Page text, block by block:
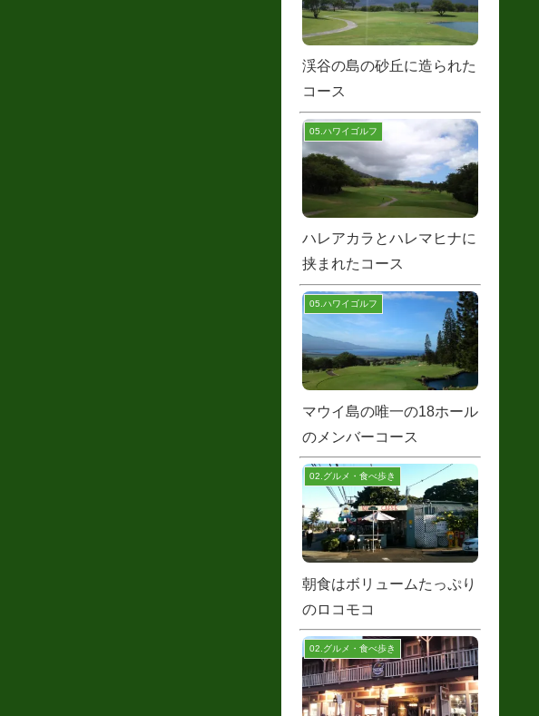
渓谷の島の砂丘に造られた
コース
05.ハワイゴルフ
ハレアカラとハレマヒナに
挟まれたコース
05.ハワイゴルフ
マウイ島の唯一の18ホール
のメンバーコース
02.グルメ・食べ歩き
朝食はボリュームたっぷり
のロコモコ
02.グルメ・食べ歩き